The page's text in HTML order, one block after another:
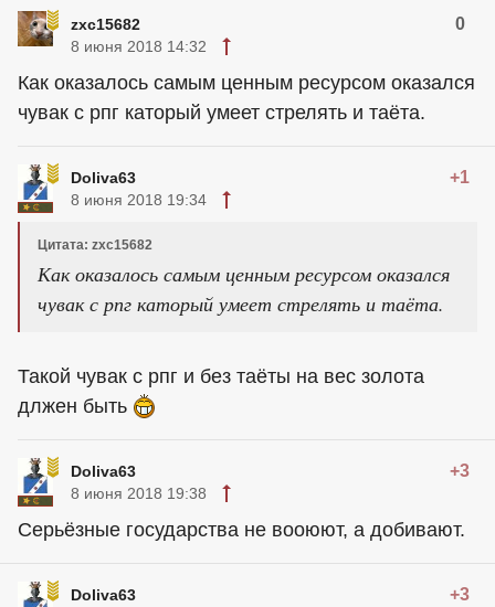
zxc15682 0
8 июня 2018 14:32
Как оказалось самым ценным ресурсом оказался
чувак с рпг каторый умеет стрелять и таёта.
Doliva63 +1
8 июня 2018 19:34
Цитата: zxc15682
Как оказалось самым ценным ресурсом оказался
чувак с рпг каторый умеет стрелять и таёта.
Такой чувак с рпг и без таёты на вес золота
длжен быть
Doliva63 +3
8 июня 2018 19:38
Серьёзные государства не вооюют, а добивают.
Doliva63 +3